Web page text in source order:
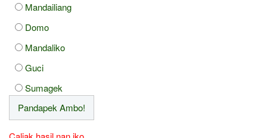
Mandailiang
Domo
Mandaliko
Guci
Sumagek